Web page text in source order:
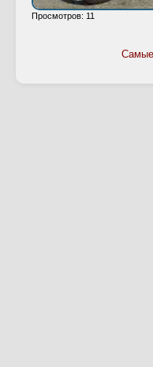
Просмотров: 11